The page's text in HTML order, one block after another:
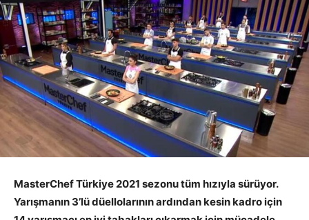
MasterChef Türkiye 2021 sezonu tüm hızıyla sürüyor.
Yarışmanın 3’lü düellolarının ardından kesin kadro için